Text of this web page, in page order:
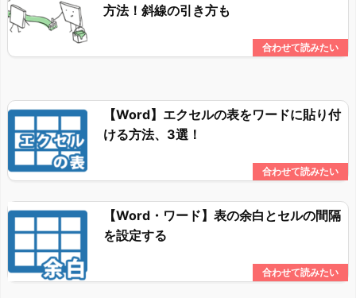
方法！斜線の引き方も
【Word】エクセルの表をワードに貼り付
ける方法、3選！
【Word・ワード】表の余白とセルの間隔
を設定する